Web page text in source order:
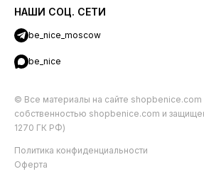
НАШИ СОЦ. СЕТИ
be_nice_moscow
be_nice
© Все материалы на сайте shopbenice.com
собственностью shopbenice.com и
1270 ГК РФ)
Политика конфиденциальности
Оферта